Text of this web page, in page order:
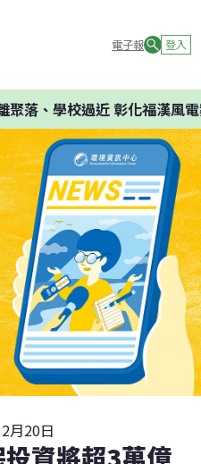
電子報 登入
落、學校過近 彰化福漢風電
月20日
投資將超3萬億